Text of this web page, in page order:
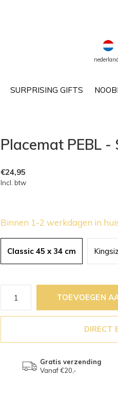
SURPRISING GIFTS
Placemat PEBL -
€24,95
Incl. btw
Binnen 1-2 werkdagen in
Classic 45 x 34 cm
TOEVOEGEN
DIRECT
Gratis verzending
Vanaf €20,-